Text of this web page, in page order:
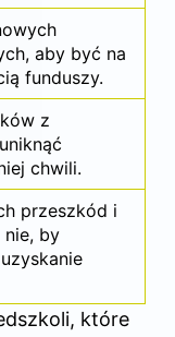
aby być na
funduszy.
z
chwili.
przeszkód i
nie, by
które